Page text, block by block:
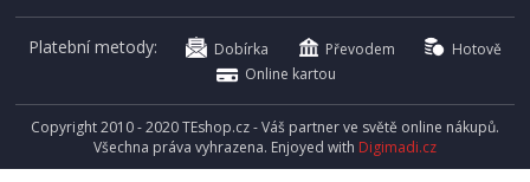
Platební metody: Dobírka Převodem
Hotově
Online kartou
Copyright 2010 - 2020 TEshop.cz - Váš partner ve světě online nákupů.
Všechna práva vyhrazena. Enjoyed with Digimadi.cz